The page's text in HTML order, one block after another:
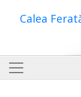
Calea